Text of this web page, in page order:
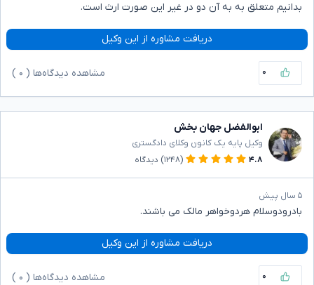
بدانیم متعلق به به آن دو در غیر این صورت ارث است.
دریافت مشاوره از این وکیل
۰ مشاهده دیدگاه‌ها ( ۰
ابوالفضل جهان بخش
وکیل پایه یک کانون وکلای دادگستری
۴.۸
(۱۲۴۸) دیدگاه
۵ سال پیش
بادرودوسلام هردوخواهر مالک می باشند.
دریافت مشاوره از این وکیل
۰ مشاهده دیدگاه‌ها ( ۰